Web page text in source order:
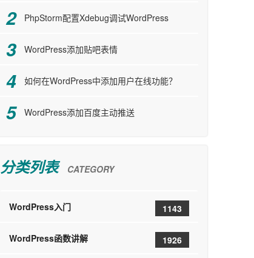
PhpStorm配置Xdebug调试WordPress
WordPress添加贴吧表情
如何在WordPress中添加用户在线功能？
WordPress添加百度主动推送
分类列表 CATEGORY
WordPress入门 1143
WordPress函数讲解 1926